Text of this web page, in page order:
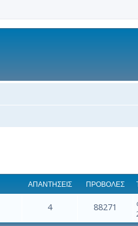
ΑΠΑΝΤΉΣΕΙΣ ΠΡΟΒΟΛΈΣ
4 88271